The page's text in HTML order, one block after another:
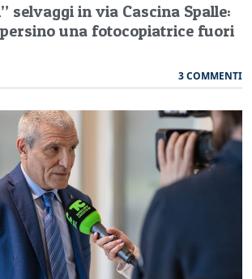
selvaggi in via Cascina Spalle:
una fotocopiatrice fuori
3 COMMENTI